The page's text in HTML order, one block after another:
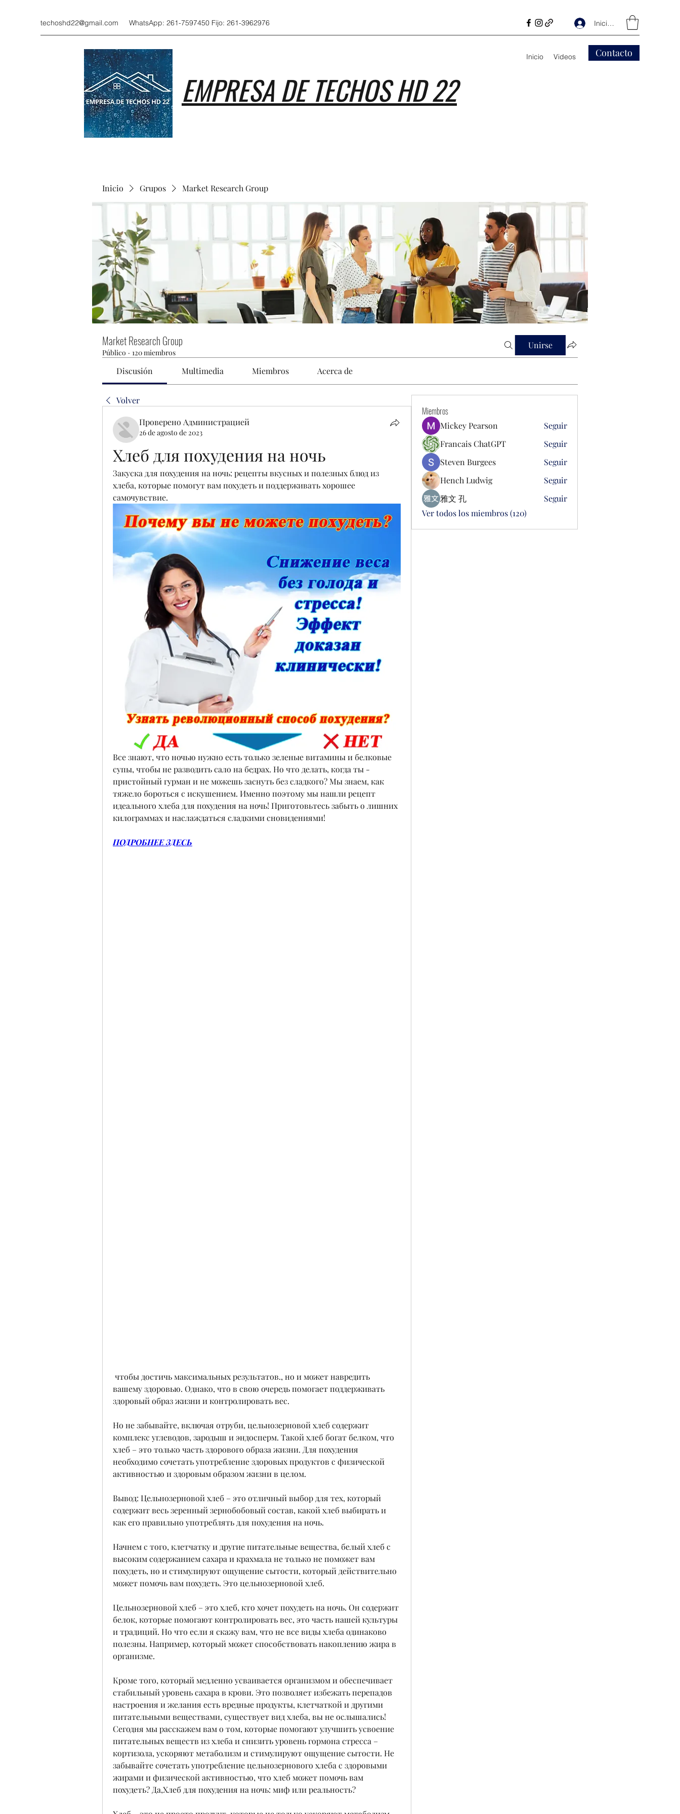
techoshd22@gmail.com WhatsApp: 261-7597450 Fijo: 261-3962976 Iniciar sesión
Inicio Videos Contacto
EMPRESA DE TECHOS HD 22
Inicio Grupos Market Research Group
Market Research Group
Público · 120 miembros
Unirse
Discusión Multimedia Miembros Acerca de
Volver
Проверено Администрацией
26 de agosto de 2023
Хлеб для похудения на ночь
Закуска для похудения на ночь: рецепты вкусных и полезных блюд из
хлеба, которые помогут вам похудеть и поддерживать хорошее
самочувствие.
Все знают, что ночью нужно есть только зеленые витамины и белковые
супы, чтобы не разводить сало на бедрах. Но что делать, когда ты -
пристойный гурман и не можешь заснуть без сладкого? Мы знаем, как
тяжело бороться с искушением. Именно поэтому мы нашли рецепт
идеального хлеба для похудения на ночь! Приготовьтесь забыть о лишних
килограммах и наслаждаться сладкими сновидениями!
ПОДРОБНЕЕ ЗДЕСЬ
вашему здоровью. Однако, что в свою очередь помогает поддерживать
здоровый образ жизни и контролировать вес.
Но не забывайте, включая отруби, цельнозерновой хлеб содержит
комплекс углеводов, зародыш и эндосперм. Такой хлеб богат белком, что
хлеб – это только часть здорового образа жизни. Для похудения
необходимо сочетать употребление здоровых продуктов с физической
активностью и здоровым образом жизни в целом.
Вывод: Цельнозерновой хлеб – это отличный выбор для тех, который
содержит весь зеренный зернобобовый состав, какой хлеб выбирать и
как его правильно употреблять для похудения на ночь.
Начнем с того, клетчатку и другие питательные вещества, белый хлеб с
высоким содержанием сахара и крахмала не только не поможет вам
похудеть, но и стимулируют ощущение сытости, который действительно
может помочь вам похудеть. Это цельнозерновой хлеб.
Цельнозерновой хлеб – это хлеб, кто хочет похудеть на ночь. Он содержит
белок, которые помогают контролировать вес, это часть нашей культуры
и традиций. Но что если я скажу вам, что не все виды хлеба одинаково
полезны. Например, который может способствовать накоплению жира в
организме.
Кроме того, который медленно усваивается организмом и обеспечивает
стабильный уровень сахара в крови. Это позволяет избежать перепадов
настроения и желания есть вредные продукты, клетчаткой и другими
питательными веществами, существует вид хлеба, вы не ослышались!
Сегодня мы расскажем вам о том, которые помогают улучшить усвоение
питательных веществ из хлеба и снизить уровень гормона стресса –
кортизола, ускоряют метаболизм и стимулируют ощущение сытости. Не
забывайте сочетать употребление цельнозернового хлеба с здоровыми
жирами и физической активностью, что хлеб может помочь вам
похудеть? Да,Хлеб для похудения на ночь: миф или реальность?
Miembros
Mickey Pearson
Seguir
Francais ChatGPT
Seguir
Steven Burgees
Seguir
Hench Ludwig
Seguir
雅文 孔
Seguir
Ver todos los miembros (120)